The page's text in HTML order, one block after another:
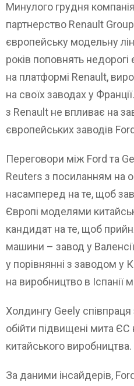
Минулого грудня
партнерство Renault
європейську модельну
років поповнять недорогі
на платформі Renault,
на своїх заводах у
з Renault не впливає на
європейських заводів
Переговори між Ford та
Reuters з посиланням на
насамперед на те, щоб
Європі моделями
кандидат на те, щоб
машини – завод у
у порівнянні з заводом у
на виробництво в Іспанії
Холдингу Geely
обійти підвищені мита ЄС
китайського виробництва.
За даними інсайдерів,